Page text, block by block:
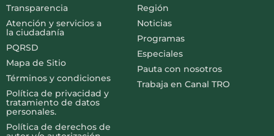
Transparencia
Atención y servicios a
la ciudadanía
PQRSD
Mapa de Sitio
Términos y condiciones
Política de privacidad y
tratamiento de datos
personales.
Política de derechos de
Región
Noticias
Programas
Especiales
Pauta con nosotros
Trabaja en Canal TRO